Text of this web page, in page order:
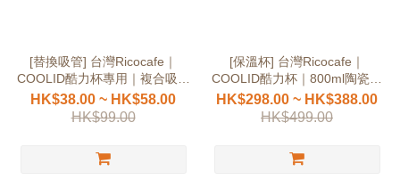
[替換吸管] 台灣Ricocafe｜
COOLID酷力杯專用｜複合吸管
組
HK$38.00 ~ HK$58.00
HK$99.00
[保溫杯] 台灣Ricocafe｜
COOLID酷力杯｜800ml陶瓷塗
層保溫保冰
HK$298.00 ~ HK$388.00
HK$499.00